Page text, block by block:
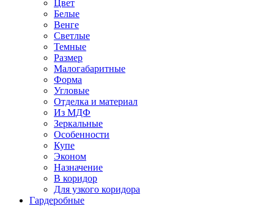
Цвет
Белые
Венге
Светлые
Темные
Размер
Малогабаритные
Форма
Угловые
Отделка и материал
Из МДФ
Зеркальные
Особенности
Купе
Эконом
Назначение
В коридор
Для узкого коридора
Гардеробные